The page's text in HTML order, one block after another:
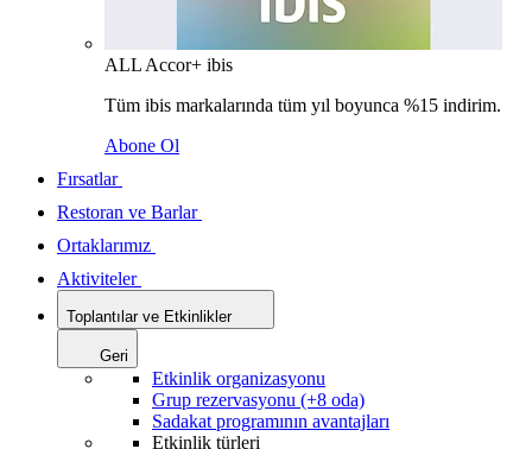
ALL Accor+ ibis
Tüm ibis markalarında tüm yıl boyunca %15 indirim.
Abone Ol
Fırsatlar
Restoran ve Barlar
Ortaklarımız
Aktiviteler
Toplantılar ve Etkinlikler
Geri
Etkinlik organizasyonu
Grup rezervasyonu (+8 oda)
Sadakat programının avantajları
Etkinlik türleri